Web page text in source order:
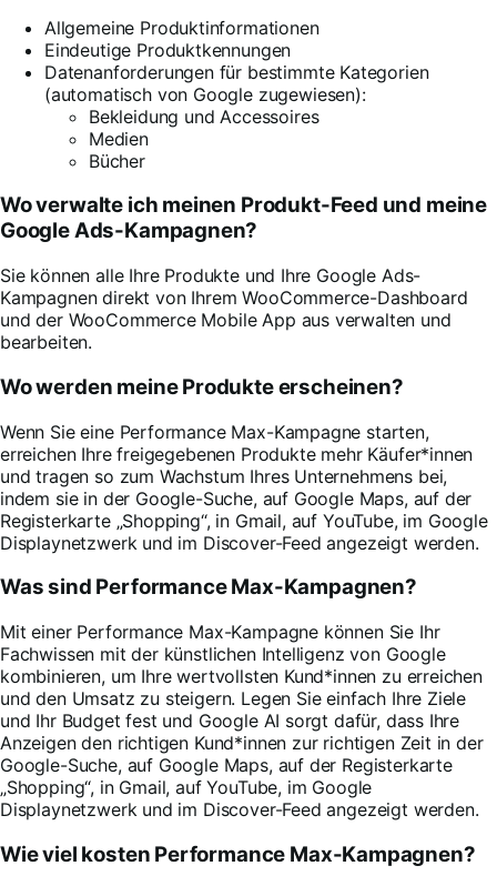
Allgemeine Produktinformationen
Eindeutige Produktkennungen
Datenanforderungen für bestimmte Kategorien
(automatisch von Google zugewiesen):
Bekleidung und Accessoires
Medien
Bücher
Wo verwalte ich meinen Produkt-Feed und meine
Google Ads-Kampagnen?
Sie können alle Ihre Produkte und Ihre Google Ads-
Kampagnen direkt von Ihrem WooCommerce-Dashboard
und der WooCommerce Mobile App aus verwalten und
bearbeiten.
Wo werden meine Produkte erscheinen?
Wenn Sie eine Performance Max-Kampagne starten,
erreichen Ihre freigegebenen Produkte mehr Käufer*innen
und tragen so zum Wachstum Ihres Unternehmens bei,
indem sie in der Google-Suche, auf Google Maps, auf der
Registerkarte „Shopping“, in Gmail, auf YouTube, im Google
Displaynetzwerk und im Discover-Feed angezeigt werden.
Was sind Performance Max-Kampagnen?
Mit einer Performance Max-Kampagne können Sie Ihr
Fachwissen mit der künstlichen Intelligenz von Google
kombinieren, um Ihre wertvollsten Kund*innen zu erreichen
und den Umsatz zu steigern. Legen Sie einfach Ihre Ziele
und Ihr Budget fest und Google AI sorgt dafür, dass Ihre
Anzeigen den richtigen Kund*innen zur richtigen Zeit in der
Google-Suche, auf Google Maps, auf der Registerkarte
„Shopping“, in Gmail, auf YouTube, im Google
Displaynetzwerk und im Discover-Feed angezeigt werden.
Wie viel kosten Performance Max-Kampagnen?